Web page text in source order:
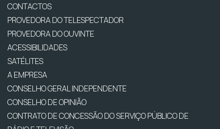
CONTACTOS
PROVEDORA DO TELESPECTADOR
PROVEDORA DO OUVINTE
ACESSIBILIDADES
SATÉLITES
A EMPRESA
CONSELHO GERAL INDEPENDENTE
CONSELHO DE OPINIÃO
CONTRATO DE CONCESSÃO DO SERVIÇO PÚBLICO DE